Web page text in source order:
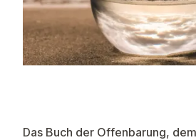
Das Buch der Offenbarung,